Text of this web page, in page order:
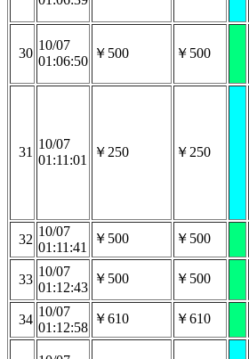
30
10/07
01:06:50
￥500 ￥500
31
10/07
01:11:01
￥250 ￥250
32
10/07
01:11:41
￥500 ￥500
33
10/07
01:12:43
￥500 ￥500
34
10/07
01:12:58
￥610 ￥610